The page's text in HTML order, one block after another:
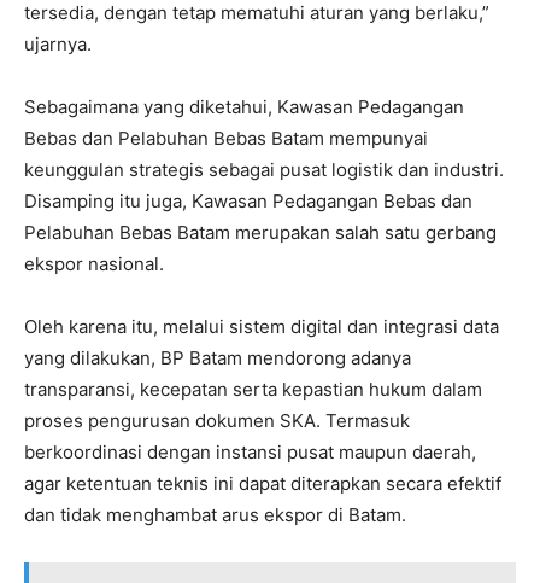
tersedia, dengan tetap mematuhi aturan yang berlaku,”
ujarnya.
Sebagaimana yang diketahui, Kawasan Pedagangan
Bebas dan Pelabuhan Bebas Batam mempunyai
keunggulan strategis sebagai pusat logistik dan industri.
Disamping itu juga, Kawasan Pedagangan Bebas dan
Pelabuhan Bebas Batam merupakan salah satu gerbang
ekspor nasional.
Oleh karena itu, melalui sistem digital dan integrasi data
yang dilakukan, BP Batam mendorong adanya
transparansi, kecepatan serta kepastian hukum dalam
proses pengurusan dokumen SKA. Termasuk
berkoordinasi dengan instansi pusat maupun daerah,
agar ketentuan teknis ini dapat diterapkan secara efektif
dan tidak menghambat arus ekspor di Batam.